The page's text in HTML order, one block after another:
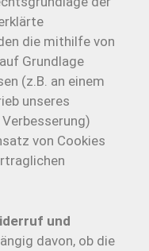
die mithilfe von
Grundlage
(z.B. an einem
unseres
von Cookies
und
davon, ob die